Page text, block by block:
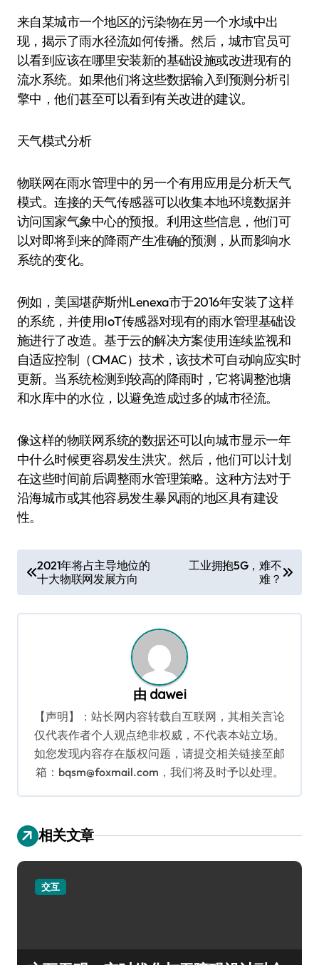
来自某城市一个地区的污染物在另一个水域中出
现，揭示了雨水径流如何传播。然后，城市官员可
以看到应该在哪里安装新的基础设施或改进现有的
流水系统。如果他们将这些数据输入到预测分析引
擎中，他们甚至可以看到有关改进的建议。
天气模式分析
物联网在雨水管理中的另一个有用应用是分析天气
模式。连接的天气传感器可以收集本地环境数据并
访问国家气象中心的预报。利用这些信息，他们可
以对即将到来的降雨产生准确的预测，从而影响水
系统的变化。
例如，美国堪萨斯州Lenexa市于2016年安装了这样
的系统，并使用IoT传感器对现有的雨水管理基础设
施进行了改造。基于云的解决方案使用连续监视和
自适应控制（CMAC）技术，该技术可自动响应实时
更新。当系统检测到较高的降雨时，它将调整池塘
和水库中的水位，以避免造成过多的城市径流。
像这样的物联网系统的数据还可以向城市显示一年
中什么时候更容易发生洪灾。然后，他们可以计划
在这些时间前后调整雨水管理策略。这种方法对于
沿海城市或其他容易发生暴风雨的地区具有建设
性。
章
导
2021年将占主导地位的
十大物联网发展方向
工业拥抱5G，难不
难？
由 dawei
【声明】：站长网内容转载自互联网，其相关言论
仅代表作者个人观点绝非权威，不代表本站立场。
如您发现内容存在版权问题，请提交相关链接至邮
箱：bqsm@foxmail.com，我们将及时予以处理。
相关文章
交互